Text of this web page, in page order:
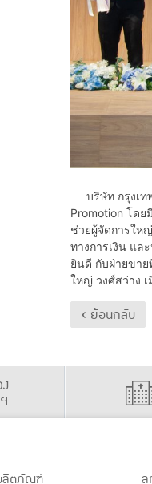
บริษัท กรุงเทพ
Promotion โด
ช่วยผู้จัดการให
ทางการเงิน แล
ยินดี กับฝ่ายขา
ใหญ่ วงศ์สว่าง เ
‹ ย้อนกลับ
ลิตภัณฑ์ ลู